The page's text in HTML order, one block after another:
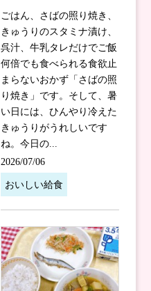
ごはん、さばの照り焼き、
きゅうりのスタミナ漬け、
呉汁、牛乳タレだけでご飯
何倍でも食べられる食欲止
まらないおかず「さばの照
り焼き」です。そして、暑
い日には、ひんやり冷えた
きゅうりがうれしいです
ね。今日の...
2026/07/06
おいしい給食